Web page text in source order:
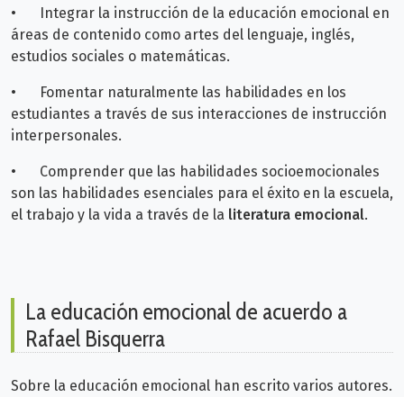
•
Integrar la instrucción de la educación emocional en
áreas de contenido como artes del lenguaje, inglés,
estudios sociales o matemáticas.
•
Fomentar naturalmente las habilidades en los
estudiantes a través de sus interacciones de instrucción
interpersonales.
•
Comprender que las habilidades socioemocionales
son las habilidades esenciales para el éxito en la escuela,
el trabajo y la vida a través de la literatura emocional.
La educación emocional de acuerdo a
Rafael Bisquerra
Sobre la educación emocional han escrito varios autores.